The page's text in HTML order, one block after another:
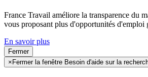
France Travail améliore la transparence du
vous proposant plus d'opportunités d'emploi
En savoir plus
Fermer
× Fermer la fenêtre Besoin d'aide sur la